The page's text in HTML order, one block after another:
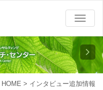
HOME > インタビュー追加情報